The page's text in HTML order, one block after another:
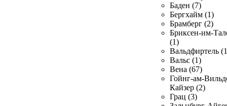
Баден (7)
Бергхайм (1)
Брамберг (2)
Бриксен-им-
(1)
Вальдфиртель
Вальс (1)
Вена (67)
Гойнг-ам-
Кайзер (2)
Грац (3)